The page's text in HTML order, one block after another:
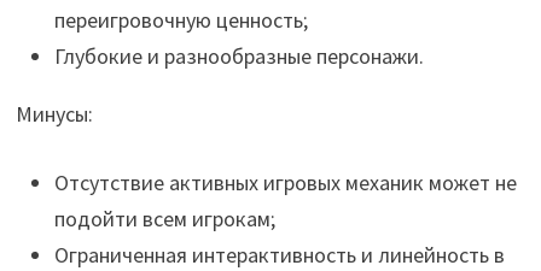
переигровочную ценность;
Глубокие и разнообразные персонажи.
Минусы:
Отсутствие активных игровых механик может не
подойти всем игрокам;
Ограниченная интерактивность и линейность в